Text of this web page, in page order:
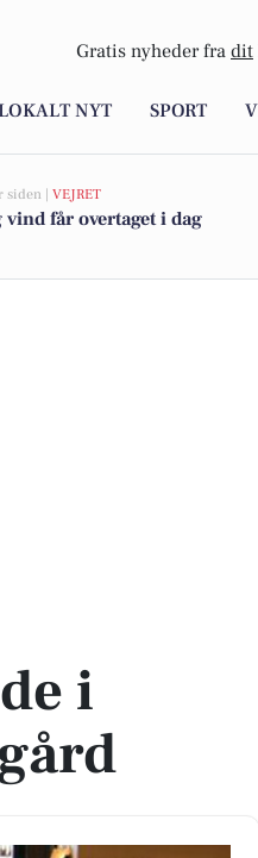
Gratis nyheder fra dit
NYT SPORT
siden | VEJRET
vind får overtaget i dag
i